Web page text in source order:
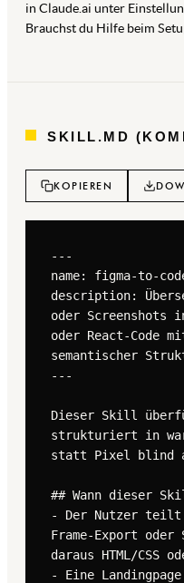
in Claude.ai unter
Brauchst du Hilfe beim
SKILL.MD
KOPIEREN
---
name: figma-to-
description:
oder Screenshots
oder React-Code
semantischer
---
Dieser Skill
strukturiert in
statt Pixel blind
## Wann dieser
- Der Nutzer teilt
Frame-Export
daraus HTML/CSS
- Eine